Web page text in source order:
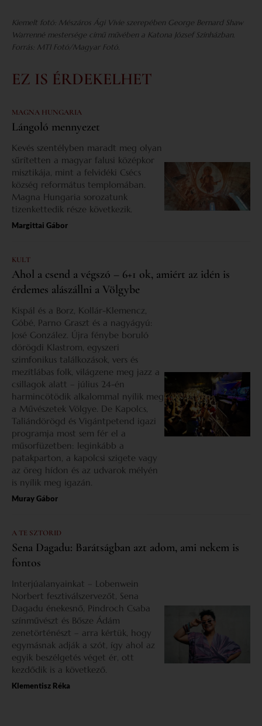
Kiemelt fotó: Mészáros Ági Vivie szerepében George Bernard Shaw
Warrenné mestersége című művében a Katona József Színházban.
Forrás: MTI Fotó/Magyar Fotó.
EZ IS ÉRDEKELHET
MAGNA HUNGARIA
Lángoló mennyezet
Kevés szentélyben maradt meg olyan
sűrítetten a magyar falusi középkor
misztikája, mint a felvidéki Csécs
község református templomában.
Magna Hungaria sorozatunk
tizenkettedik része következik.
Margittai Gábor
KULT
Ahol a csend a végszó – 6+1 ok, amiért az idén is
érdemes alászállni a Völgybe
Kispál és a Borz, Kollár-Klemencz,
Góbé, Parno Graszt és a nagyágyú:
José González. Újra fénybe boruló
dörögdi Klastrom, egyszeri
szimfonikus találkozások, vers és
mezítlábas folk, világzene meg jazz a
csillagok alatt – július 24-én
harmincötödik alkalommal nyílik meg
a Művészetek Völgye. De Kapolcs,
Taliándörögd és Vigántpetend igazi
programja most sem fér el a
műsorfüzetben: leginkább a
patakparton, a kapolcsi szigete vagy
az öreg hídon és az udvarok mélyén
is nyílik meg igazán.
Muray Gábor
A TE SZTORID
Sena Dagadu: Barátságban azt adom, ami nekem is
fontos
Interjúalanyainkat – Lobenwein
Norbert fesztiválszervezőt, Sena
Dagadu énekesnő, Pindroch Csaba
színművészt és Bősze Ádám
zenetörténészt – arra kértük, hogy
egymásnak adják a szót, így ahol az
egyik beszélgetés véget ér, ott
kezdődik is a következő.
Klementisz Réka